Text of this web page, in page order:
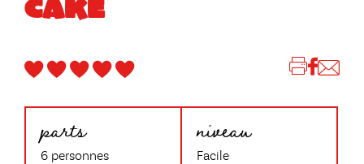
CAKE
parts
6 personnes
niveau
Facile